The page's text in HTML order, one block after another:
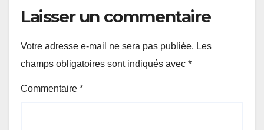
Laisser un commentaire
Votre adresse e-mail ne sera pas publiée. Les
champs obligatoires sont indiqués avec *
Commentaire *